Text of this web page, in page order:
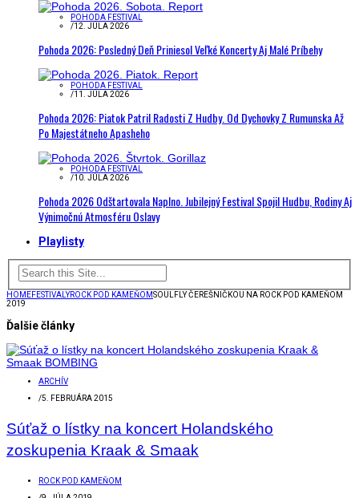
POHODA FESTIVAL
/12. JÚLA 2026
Pohoda 2026: Posledný Deň Priniesol Veľké Koncerty Aj Malé Príbehy
POHODA FESTIVAL
/11. JÚLA 2026
Pohoda 2026: Piatok Patril Radosti Z Hudby. Od Dychovky Z Rumunska Až
Po Majestátneho Apasheho
POHODA FESTIVAL
/10. JÚLA 2026
Pohoda 2026 Odštartovala Naplno. Jubilejný Festival Spojil Hudbu, Rodiny Aj
Výnimočnú Atmosféru Oslavy
Playlisty
HOMEFESTIVALYROCK POD KAMEŇOMSOULFLY ČEREŠNIČKOU NA ROCK POD KAMEŇOM
2019
Ďalšie články
ARCHÍV
/5. FEBRUÁRA 2015
Súťaž o lístky na koncert Holandského
zoskupenia Kraak & Smaak
ROCK POD KAMEŇOM